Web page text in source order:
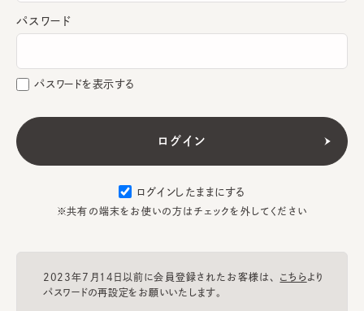
パスワード
パスワードを表示する
ログインしたままにする
※共有の端末をお使いの方はチェックを外してください
2023年7月14日以前に会員登録されたお客様は、 こちらより
パスワードの再設定をお願いいたします。